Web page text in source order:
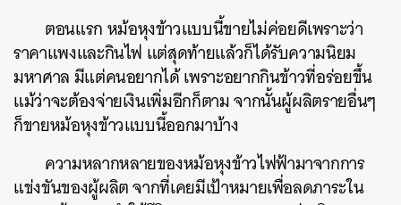
ตอนแรก หม้อหุงข้าวแบบนี้ขายไม่ค่อยดีเพราะว่า
ราคาแพงและกินไฟ แต่สุดท้ายแล้วก็ได้รับความนิยม
มหาศาล มีแต่คนอยากได้ เพราะอยากกินข้าวที่อร่อยขึ้น
แม้ว่าจะต้องจ่ายเงินเพิ่มอีกก็ตาม จากนั้นผู้ผลิตรายอื่นๆ
ก็ขายหม้อหุงข้าวแบบนี้ออกมาบ้าง
ความหลากหลายของหม้อหุงข้าวไฟฟ้ามาจากการ
แข่งขันของผู้ผลิต จากที่เคยมีเป้าหมายเพื่อลดภาระใน